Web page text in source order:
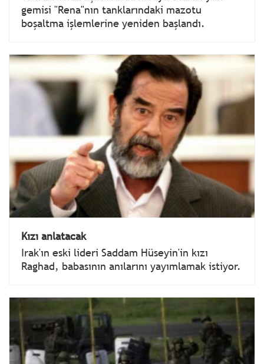
gemisi "Rena"nın tanklarındaki mazotu
boşaltma işlemlerine yeniden başlandı.
Kızı anlatacak
Irak'ın eski lideri Saddam Hüseyin'in kızı
Raghad, babasının anılarını yayımlamak istiyor.